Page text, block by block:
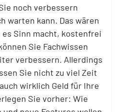
noch verbessern
warten kann. Das wären
Sinn macht, kostenfrei
Sie Fachwissen
verbessern. Allerdings
Sie nicht zu viel Zeit
wirklich Geld für Ihre
Sie vorher: Wie